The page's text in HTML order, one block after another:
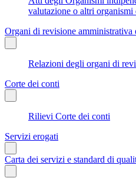
valutazione o altri
Organi di revisione amministrativa
Relazioni degli organi di
Corte dei conti
Rilievi Corte dei conti
Servizi erogati
Carta dei servizi e standard di